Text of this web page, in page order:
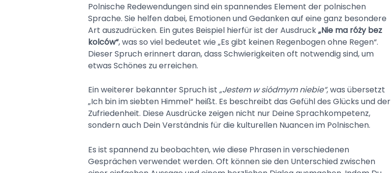
Polnische Redewendungen sind ein spannendes Element der polnischen
Sprache. Sie helfen dabei, Emotionen und Gedanken auf eine ganz besondere
Art auszudrücken. Ein gutes Beispiel hierfür ist der Ausdruck„Nie ma róży bez
kolców“, was so viel bedeutet wie „Es gibt keinen Regenbogen ohne Regen“.
Dieser Spruch erinnert daran, dass Schwierigkeiten oft notwendig sind, um
etwas Schönes zu erreichen.
Ein weiterer bekannter Spruch ist „Jestem w siódmym niebie“, was übersetzt
„Ich bin im siebten Himmel“ heißt. Es beschreibt das Gefühl des Glücks und der
Zufriedenheit. Diese Ausdrücke zeigen nicht nur Deine Sprachkompetenz,
sondern auch Dein Verständnis für die kulturellen Nuancen im Polnischen.
Es ist spannend zu beobachten, wie diese Phrasen in verschiedenen
Gesprächen verwendet werden. Oft können sie den Unterschied zwischen